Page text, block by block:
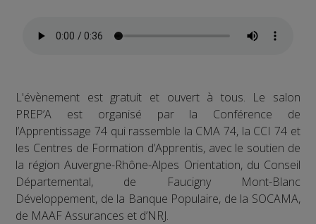
L'évènement est gratuit et ouvert à tous. Le salon
PREP’A est organisé par la Conférence de
l’Apprentissage 74 qui rassemble la CMA 74, la CCI 74 et
les Centres de Formation d’Apprentis, avec le soutien de
la région Auvergne-Rhône-Alpes Orientation, du Conseil
Départemental, de Faucigny Mont-Blanc
Développement, de la Banque Populaire, de la SOCAMA,
de MAAF Assurances et d’NRJ.